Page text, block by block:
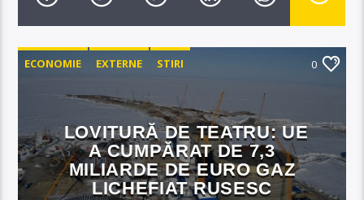
ECONOMIE EXTERNE STIRI 0
LOVITURĂ DE TEATRU: UE
A CUMPĂRAT DE 7,3
MILIARDE DE EURO GAZ
LICHEFIAT RUSESC